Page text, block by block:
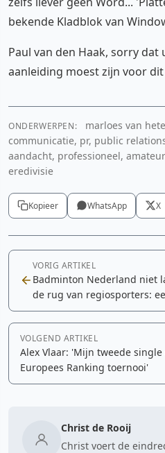
bekende Kladblok van
Paul van den Haak, sorry
aanleiding moest zijn voor
ONDERWERPEN:
marloes van
communicatie, pr, public
aandacht, professioneel,
eredivisie
Kopieer WhatsApp X
VORIG ARTIKEL
Badminton Nederland niet
de rug van regiosporters:
VOLGEND ARTIKEL
Alex Vlaar: 'Mijn tweede
Europees Ranking toernooi'
Christ de Rooij
Christ voert de